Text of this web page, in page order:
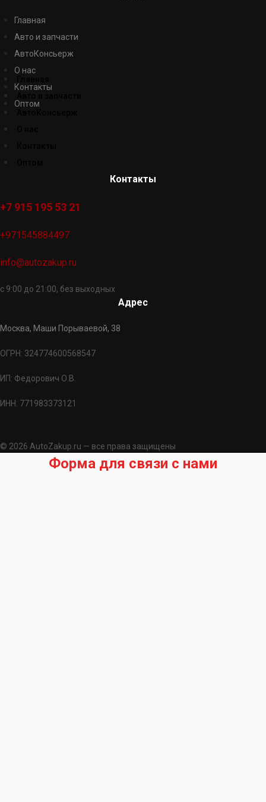
Главная
Авто и запчасти
АвтоКонсьерж
О нас
Контакты
Оптом
Контакты
+7 915 195 53 21
+971545884497
info@autozakup.ru
с 9:00 до 21:00, без выходных
Адрес
Москва, Маши Порываевой, 38
ОГРН: 324774600568547
ИП: Федорович О.В.
ИНН: 771983373121
© 2026 AutoZakup.ru — все права защищены
Форма для связи с нами